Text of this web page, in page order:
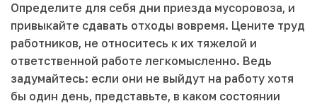
Определите для себя дни приезда мусоровоза, и
привыкайте сдавать отходы вовремя. Цените труд
работников, не относитесь к их тяжелой и
ответственной работе легкомысленно. Ведь
задумайтесь: если они не выйдут на работу хотя
бы один день, представьте, в каком состоянии